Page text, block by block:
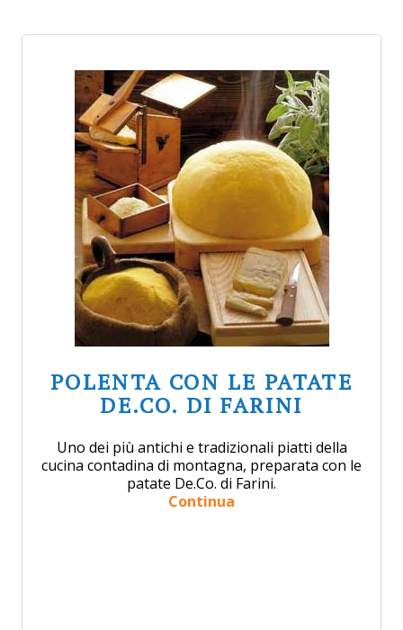
POLENTA CON LE PATATE
DE.CO. DI FARINI
Uno dei più antichi e tradizionali piatti della
cucina contadina di montagna, preparata con le
patate De.Co. di Farini.
Continua